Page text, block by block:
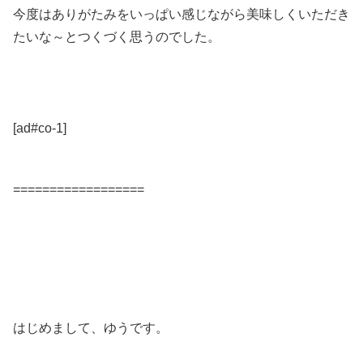
今度はありがたみをいっぱい感じながら美味しくいただき
たいな～とつくづく思うのでした。
[ad#co-1]
==================
はじめまして、ゆうです。